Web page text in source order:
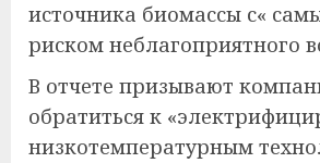
источника биомассы с«
риском неблагоприятного
В отчете призывают
обратиться к
низкотемпературным